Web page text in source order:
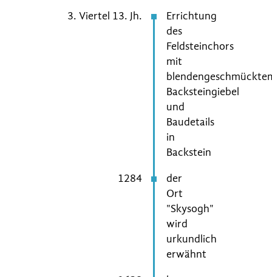
3. Viertel 13. Jh.
Errichtung
des
Feldsteinchors
mit
Backsteingiebel
und
Baudetails
in
Backstein
1284
der
Ort
"Skysogh"
wird
urkundlich
erwähnt